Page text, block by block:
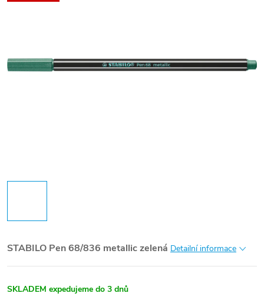
STABILO Pen 68/836 metallic zelená Detailní informace
SKLADEM expedujeme do 3 dnů